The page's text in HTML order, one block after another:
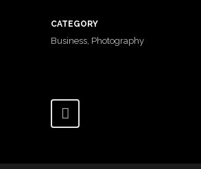
CATEGORY
Business, Photography